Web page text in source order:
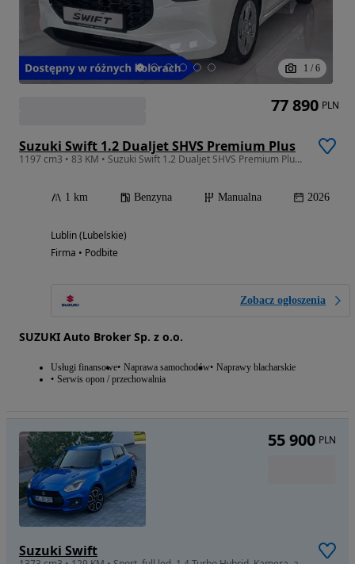
1 / 6
Suzuki Swift 1.2 Dualjet SHVS Premium Plus
1197 cm3 • 83 KM • Suzuki Swift 1.2 Dualjet SHVS Premium Plus 5MT (2025)
1 km Benzyna Manualna 2026
Lublin (Lubelskie)
Firma • Podbite
Zobacz ogłoszenia
SUZUKI Auto Broker Sp. z o.o.
Usługi finansowe Naprawa samochodów Naprawy blacharskie
Serwis opon / przechowalnia
77 890 PLN
Suzuki Swift
55 900 PLN